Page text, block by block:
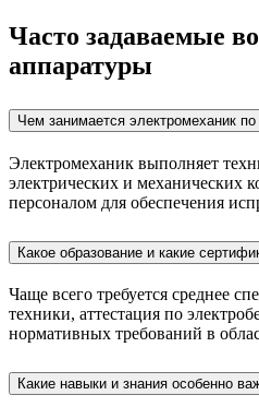
Часто задаваемые
аппаратуры
Чем занимается электромеханик
Электромеханик выполняет
электрических и механических
персоналом для обеспечения
Какое образование и какие
Чаще всего требуется среднее
техники, аттестация по
нормативных требований в
Какие навыки и знания особенно